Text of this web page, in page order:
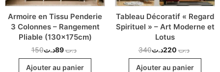
Armoire en Tissu Penderie
3 Colonnes – Rangement
Pliable (130x175cm)
150 د.ت89د.ت
Ajouter au panier
Tableau Décoratif « Regard
Spirituel » – Art Moderne et
Lotus
340 د.ت 220د.ت
Ajouter au panier